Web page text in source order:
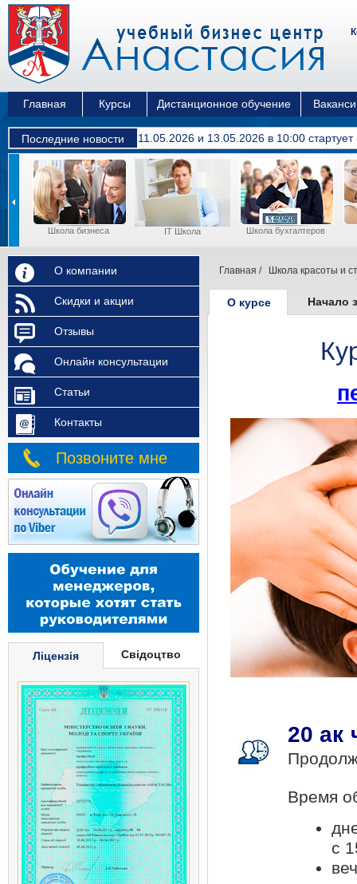
Главная Курсы Дистанционное обучение
Последние новости 11.05.2026 и 13.05.2026 в 10:00
Школа бизнеса IT Школа Школа бухгалтеров
О компании
Скидки и акции
Отзывы
Онлайн консультации
Статьи
Контакты
Позвоните мне
Ліцензія Свідоцтво
Главная / Школа красоты и
О курсе Начало
20 ак
Время
с